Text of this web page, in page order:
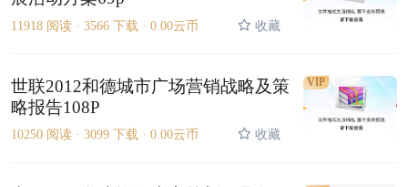
11918 阅读 · 3566 下载 · 0.00云币 收藏
世联2012和德城市广场营销战略及策
略报告108P
10250 阅读 · 3099 下载 · 0.00云币 收藏
VIP